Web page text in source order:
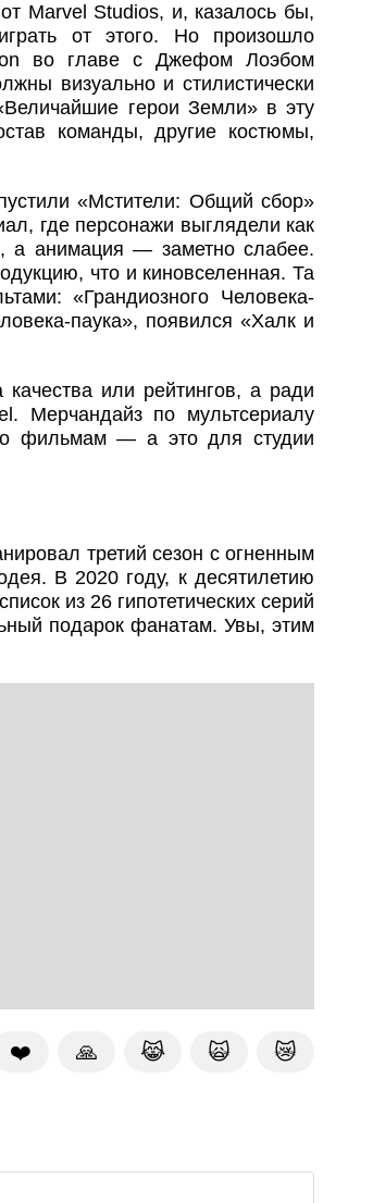
Marvel Studios, и, казалось бы,
от этого. Но произошло
во главе с Джефом Лоэбом
визуально и стилистически
герои Земли» в эту
команды, другие костюмы,
«Мстители: Общий сбор»
где персонажи выглядели как
а анимация — заметно слабее.
что и киновселенная. Та
«Грандиозного Человека-
паука», появился «Халк и
или рейтингов, а ради
Мерчандайз по мультсериалу
фильмам — а это для студии
третий сезон с огненным
В 2020 году, к десятилетию
из 26 гипотетических серий
подарок фанатам. Увы, этим
❤️ 🙏 😹 🙀 😿